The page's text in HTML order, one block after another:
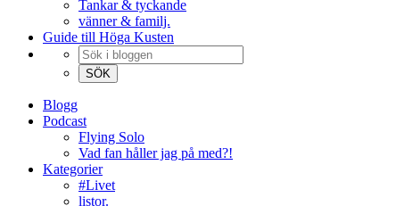
Tankar & tyckande
vänner & familj.
Guide till Höga Kusten
Blogg
Podcast
Flying Solo
Vad fan håller jag på med?!
Kategorier
#Livet
listor.